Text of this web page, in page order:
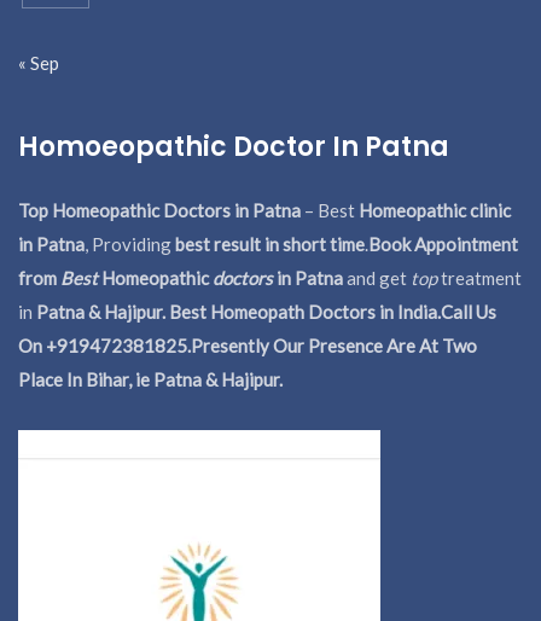
« Sep
Homoeopathic Doctor In Patna
Top Homeopathic Doctors in Patna – Best Homeopathic clinic
in Patna, Providingbest result in short time.Book Appointment
from BestHomeopathicdoctorsin Patnaand get toptreatment
in Patna & Hajipur. Best Homeopath Doctors in India.Call Us
On +919472381825.Presently Our Presence Are At Two
Place In Bihar, ie Patna & Hajipur.